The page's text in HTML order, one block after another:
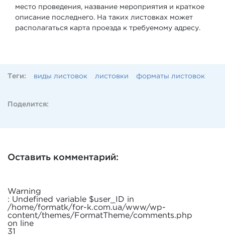
место проведения, название мероприятия и краткое
описание последнего. На таких листовках может
располагаться карта проезда к требуемому адресу.
Теги: виды листовок листовки форматы листовок
Поделится:
Оставить комментарий:
Warning
: Undefined variable $user_ID in
/home/formatk/for-k.com.ua/www/wp-
content/themes/FormatTheme/comments.php
on line
31